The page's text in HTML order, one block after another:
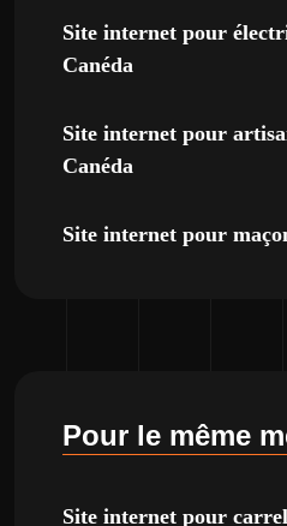
Site internet pour
Canéda
Site internet pour
Canéda
Site internet pour
Pour le même
Site internet pour